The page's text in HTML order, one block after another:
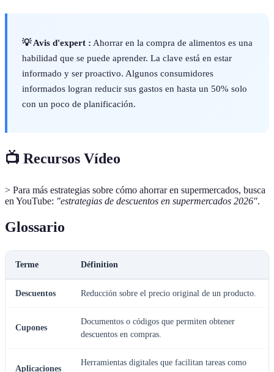
💡 Avis d'expert : Ahorrar en la compra de alimentos es una
habilidad que se puede aprender. La clave está en estar
informado y ser proactivo. Algunos consumidores
informados logran reducir sus gastos en hasta un 50% solo
con un poco de planificación.
📺 Recursos Vídeo
> Para más estrategias sobre cómo ahorrar en supermercados, busca
en YouTube: "estrategias de descuentos en supermercados 2026".
Glossario
Terme Définition
Descuentos Reducción sobre el precio original de un producto.
Cupones
Documentos o códigos que permiten obtener
descuentos en compras.
Aplicaciones
Herramientas digitales que facilitan tareas como